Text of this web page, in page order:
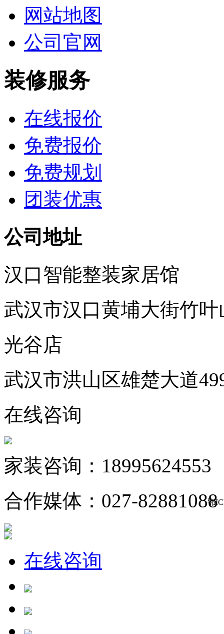
网站地图
公司官网
装修服务
在线报价
免费报价
免费规划
团装优惠
公司地址
汉口智能整装家居馆
武汉市汉口黄埔大街竹
光谷店
武汉市洪山区雄楚大道
在线咨询
家装咨询：18995624553
合作媒体：027-82881088
鄂
在线咨询